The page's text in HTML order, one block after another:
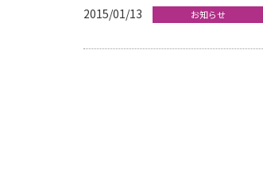
2015/01/13 お知らせ